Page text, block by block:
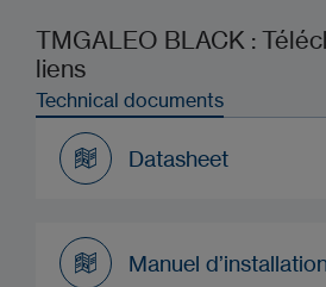
TMGALEO BLACK :
liens
Technical documents
Datasheet
Manuel